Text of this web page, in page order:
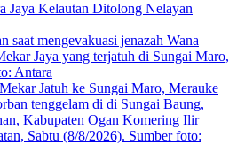
Jaya Kelautan Ditolong Nelayan
Jatuh ke Sungai Maro, Merauke